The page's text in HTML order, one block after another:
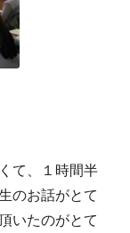
て、１時間半
のお話がとて
いたのがとて